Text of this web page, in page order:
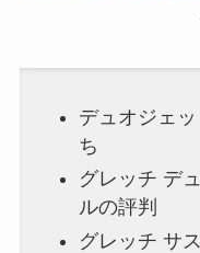
デュオジェ
ち
グレッチ デ
ルの評判
グレッチ サ